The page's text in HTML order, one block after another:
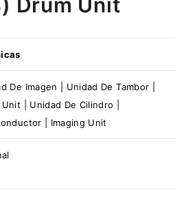
De Imagen | Unidad De Tambor |
Unit | Unidad De Cilindro |
| Imaging Unit